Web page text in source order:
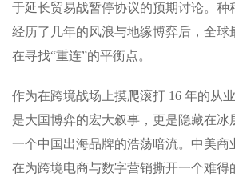
于延长贸易战暂停协议的预期讨论。种
经历了几年的风浪与地缘博弈后，全球
在寻找“重连”的平衡点。
作为在跨境战场上摸爬滚打 16 年的从
是大国博弈的宏大叙事，更是隐藏在冰
一个中国出海品牌的浩荡暗流。中美商
在为跨境电商与数字营销撕开一个难得